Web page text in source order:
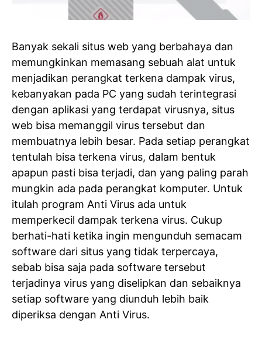
Banyak sekali situs web yang berbahaya dan
memungkinkan memasang sebuah alat untuk
menjadikan perangkat terkena dampak virus,
kebanyakan pada PC yang sudah terintegrasi
dengan aplikasi yang terdapat virusnya, situs
web bisa memanggil virus tersebut dan
membuatnya lebih besar. Pada setiap perangkat
tentulah bisa terkena virus, dalam bentuk
apapun pasti bisa terjadi, dan yang paling parah
mungkin ada pada perangkat komputer. Untuk
itulah program Anti Virus ada untuk
memperkecil dampak terkena virus. Cukup
berhati-hati ketika ingin mengunduh semacam
software dari situs yang tidak terpercaya,
sebab bisa saja pada software tersebut
terjadinya virus yang diselipkan dan sebaiknya
setiap software yang diunduh lebih baik
diperiksa dengan Anti Virus.